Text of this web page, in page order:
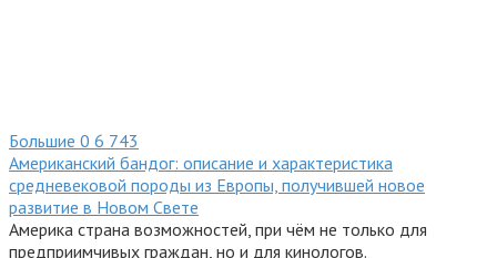
Большие 0 6 743
Американский бандог: описание и характеристика
средневековой породы из Европы, получившей новое
развитие в Новом Свете
Америка страна возможностей, при чём не только для
предприимчивых граждан, но и для кинологов.